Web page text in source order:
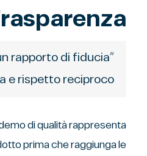
rapporto di fiducia
rispetto reciproco.”
di qualità rappresenta
prima che raggiunga le